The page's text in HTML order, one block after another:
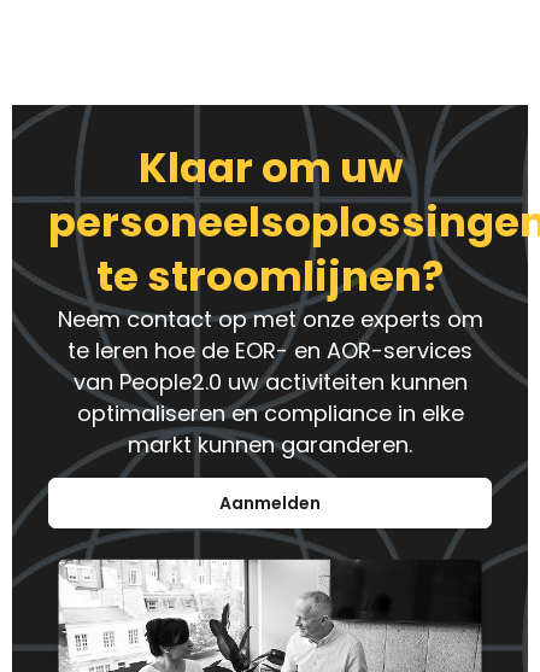
Klaar om uw
te stroomlijnen?
Neem contact op met onze experts om
te leren hoe de EOR- en AOR-services
van People2.0 uw activiteiten kunnen
optimaliseren en compliance in elke
markt kunnen garanderen.
Aanmelden